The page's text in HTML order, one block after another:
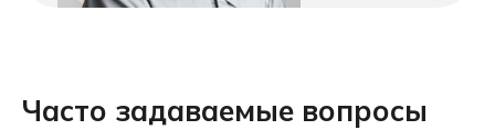
Часто задаваемые вопросы